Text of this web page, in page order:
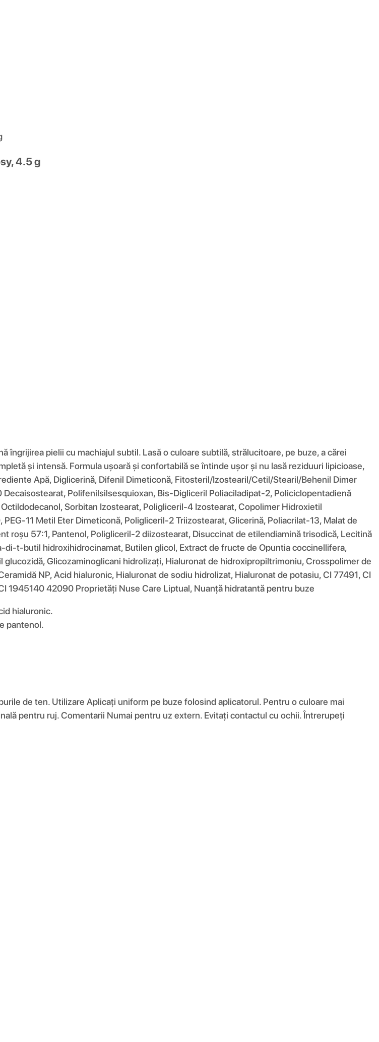
4.5 g
pielii cu machiajul subtil. Lasă o culoare subtilă, strălucitoare, pe buze, a cărei
și intensă. Formula ușoară și confortabilă se întinde ușor și nu lasă reziduuri lipicioase,
Apă, Diglicerină, Difenil Dimeticonă, Fitosteril/Izostearil/Cetil/Stearil/Behenil Dimer
Polifenilsilsesquioxan, Bis-Digliceril Poliaciladipat-2, Policiclopentadienă
Sorbitan Izostearat, Poligliceril-4 Izostearat, Copolimer Hidroxietil
11 Metil Eter Dimeticonă, Poligliceril-2 Triizostearat, Glicerină, Poliacrilat-13, Malat de
roșu 57:1, Pantenol, Poligliceril-2 diizostearat, Disuccinat de etilendiamină trisodică, Lecitină
t-butil hidroxihidrocinamat, Butilen glicol, Extract de fructe de Opuntia coccinellifera,
Glicozaminoglicani hidrolizați, Hialuronat de hidroxipropiltrimoniu, Crosspolimer de
NP, Acid hialuronic, Hialuronat de sodiu hidrolizat, Hialuronat de potasiu, CI 77491, CI
1945140 42090 Proprietăți Nuse Care Liptual, Nuanță hidratantă pentru buze
hialuronic.
pantenol.
de ten. Utilizare Aplicați uniform pe buze folosind aplicatorul. Pentru o culoare mai
pentru ruj. Comentarii Numai pentru uz extern. Evitați contactul cu ochii. Întrerupeți